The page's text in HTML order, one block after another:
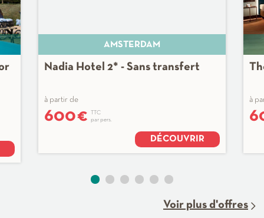
AMSTERDAM
Nadia Hotel 2* - Sans transfert
à partir de
600€
TTC
par pers.
DÉCOUVRIR
à
Voir plus d'offres